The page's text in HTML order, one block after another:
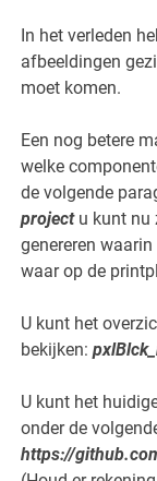
In het verleden
afbeeldingen
moet komen.
Een nog betere
welke
de volgende
project u kunt nu
genereren
waar op de
U kunt het
bekijken:
U kunt het
onder de
https://